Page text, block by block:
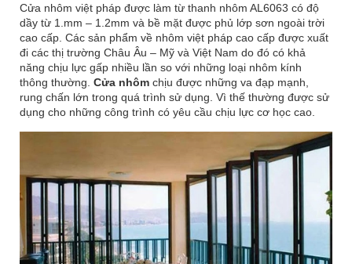
Cửa nhôm việt pháp được làm từ thanh nhôm AL6063 có độ
dầy từ 1.mm – 1.2mm và bề mặt được phủ lớp sơn ngoài trời
cao cấp. Các sản phẩm về nhôm việt pháp cao cấp được xuất
đi các thị trường Châu Âu – Mỹ và Việt Nam do đó có khả
năng chịu lực gấp nhiều lần so với những loại nhôm kính
thông thường. Cửa nhôm chịu được những va đạp mạnh,
rung chấn lớn trong quá trình sử dụng. Vì thế thường được sử
dụng cho những công trình có yêu cầu chịu lực cơ học cao.